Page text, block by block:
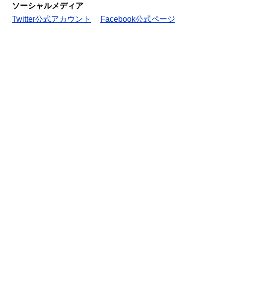
ソーシャルメディア
Twitter公式アカウント
Facebook公式ページ